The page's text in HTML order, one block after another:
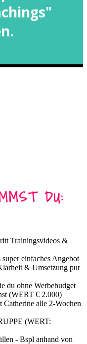
DU:
Trainingsvideos &
einfaches Angebot
& Umsetzung pur
ohne Werbebudget
(WERT € 2.000)
alle 2-Wochen
(WERT:
- Bspl anhand von